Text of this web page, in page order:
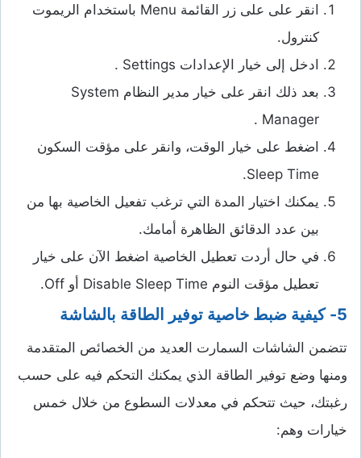
انقر على على زر القائمة Menu باستخدام الريموت
كنترول.
ادخل إلى خيار الإعدادات Settings .
بعد ذلك انقر على خيار مدير النظام System
Manager .
اضغط على خيار الوقت، وانقر على مؤقت السكون
Sleep Time.
يمكنك اختيار المدة التي ترغب تفعيل الخاصية بها من
بين عدد الدقائق الظاهرة أمامك.
في حال أردت تعطيل الخاصية اضغط الآن على خيار
تعطيل مؤقت النوم Disable Sleep Time أو Off.
5- كيفية ضبط خاصية توفير الطاقة بالشاشة
تتضمن الشاشات السمارت العديد من الخصائص المتقدمة
ومنها وضع توفير الطاقة الذي يمكنك التحكم فيه على حسب
رغبتك، حيث تتحكم في معدلات السطوع من خلال خمس
خيارات وهم: